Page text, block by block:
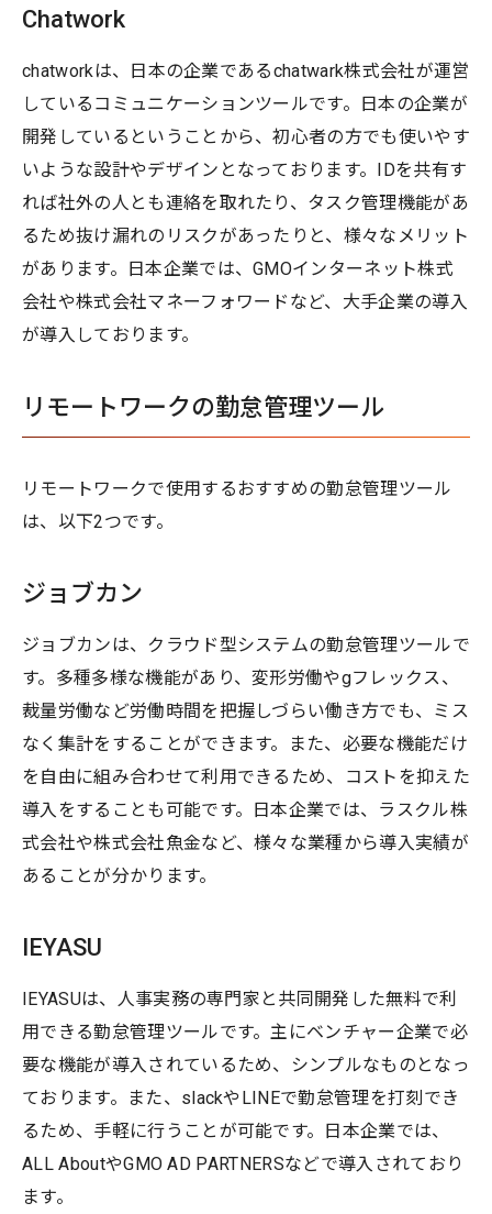
Chatwork
chatworkは、日本の企業であるchatwark株式会社が運営
しているコミュニケーションツールです。日本の企業が
開発しているということから、初心者の方でも使いやす
いような設計やデザインとなっております。IDを共有す
れば社外の人とも連絡を取れたり、タスク管理機能があ
るため抜け漏れのリスクがあったりと、様々なメリット
があります。日本企業では、GMOインターネット株式
会社や株式会社マネーフォワードなど、大手企業の導入
が導入しております。
リモートワークの勤怠管理ツール
リモートワークで使用するおすすめの勤怠管理ツール
は、以下2つです。
ジョブカン
ジョブカンは、クラウド型システムの勤怠管理ツールで
す。多種多様な機能があり、変形労働やgフレックス、
裁量労働など労働時間を把握しづらい働き方でも、ミス
なく集計をすることができます。また、必要な機能だけ
を自由に組み合わせて利用できるため、コストを抑えた
導入をすることも可能です。日本企業では、ラスクル株
式会社や株式会社魚金など、様々な業種から導入実績が
あることが分かります。
IEYASU
IEYASUは、人事実務の専門家と共同開発した無料で利
用できる勤怠管理ツールです。主にベンチャー企業で必
要な機能が導入されているため、シンプルなものとなっ
ております。また、slackやLINEで勤怠管理を打刻でき
るため、手軽に行うことが可能です。日本企業では、
ALL AboutやGMO AD PARTNERSなどで導入されており
ます。